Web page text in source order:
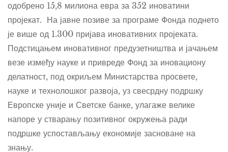
одобрено 15,8 милиона евра за 352 иноватини
пројекат. На јавне позиве за програме Фонда поднето
је више од 1.300 пријава иновативних пројеката.
Подстицањем иновативног предузетништва и јачањем
везе између науке и привреде Фонд за иновациону
делатност, под окриљем Министарства просвете,
науке и технолошког развоја, уз свесрдну подршку
Европске уније и Светске банке, улагаже велике
напоре у стварању позитивног окружења ради
подршке успостављању економије засноване на
знању.